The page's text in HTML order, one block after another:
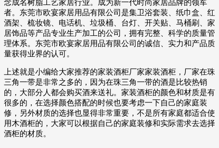
念成名树脂工艺家居行业。成为新一代时尚家居品牌的领军
者。东莞市欧宴家居用品有限公司是集卫浴套装、纸巾盒、红
酒架、梳妆镜、电话机、垃圾桶、台灯、开关贴、马桶刷、家
居饰品等产品专业生产加工的公司，拥有完整、科学的质量管
理体系。东莞市欧宴家居用品有限公司的诚信、实力和产品质
量获得业界的认可。
上述就是小编给大家推荐的家装酒柜厂家家装酒柜，厂家在珠
三角一带是非常之多的，因为在珠三角一带的酒是比较热销
的，大部分人都会购买酒来送礼。家装酒柜的颜色和材质是有
很多的，在选择颜色搭配的时候也要考虑一下自己的家庭装
修，另外材质的选择也显得非常重要，不是所有家庭都适合使
用木酒柜的，大家可以根据自己的家庭装修和实际需求去选择
酒柜的材质。